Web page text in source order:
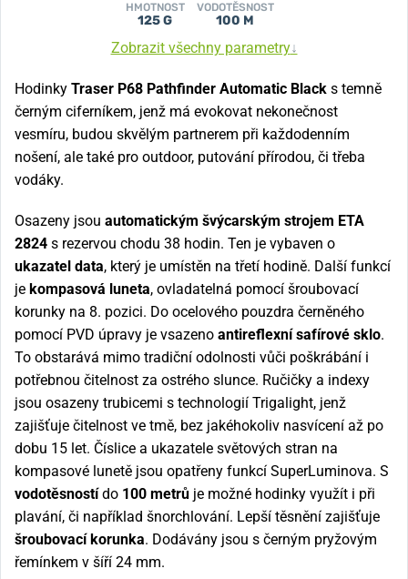
HMOTNOST
125 G
VODOTĚSNOST
100 M
Zobrazit všechny parametry↓
Hodinky Traser P68 Pathfinder Automatic Black s temně
černým ciferníkem, jenž má evokovat nekonečnost
vesmíru, budou skvělým partnerem při každodenním
nošení, ale také pro outdoor, putování přírodou, či třeba
vodáky.
Osazeny jsou automatickým švýcarským strojem ETA
2824 s rezervou chodu 38 hodin. Ten je vybaven o
ukazatel data, který je umístěn na třetí hodině. Další funkcí
je kompasová luneta, ovladatelná pomocí šroubovací
korunky na 8. pozici. Do ocelového pouzdra černěného
pomocí PVD úpravy je vsazeno antireflexní safírové sklo.
To obstarává mimo tradiční odolnosti vůči poškrábání i
potřebnou čitelnost za ostrého slunce. Ručičky a indexy
jsou osazeny trubicemi s technologií Trigalight, jenž
zajišťuje čitelnost ve tmě, bez jakéhokoliv nasvícení až po
dobu 15 let. Číslice a ukazatele světových stran na
kompasové lunetě jsou opatřeny funkcí SuperLuminova. S
vodotěsnostído 100 metrů je možné hodinky využít i při
plavání, či například šnorchlování. Lepší těsnění zajišťuje
šroubovací korunka. Dodávány jsou s černým pryžovým
řemínkem v šíří 24 mm.